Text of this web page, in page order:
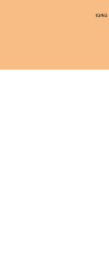
türkü